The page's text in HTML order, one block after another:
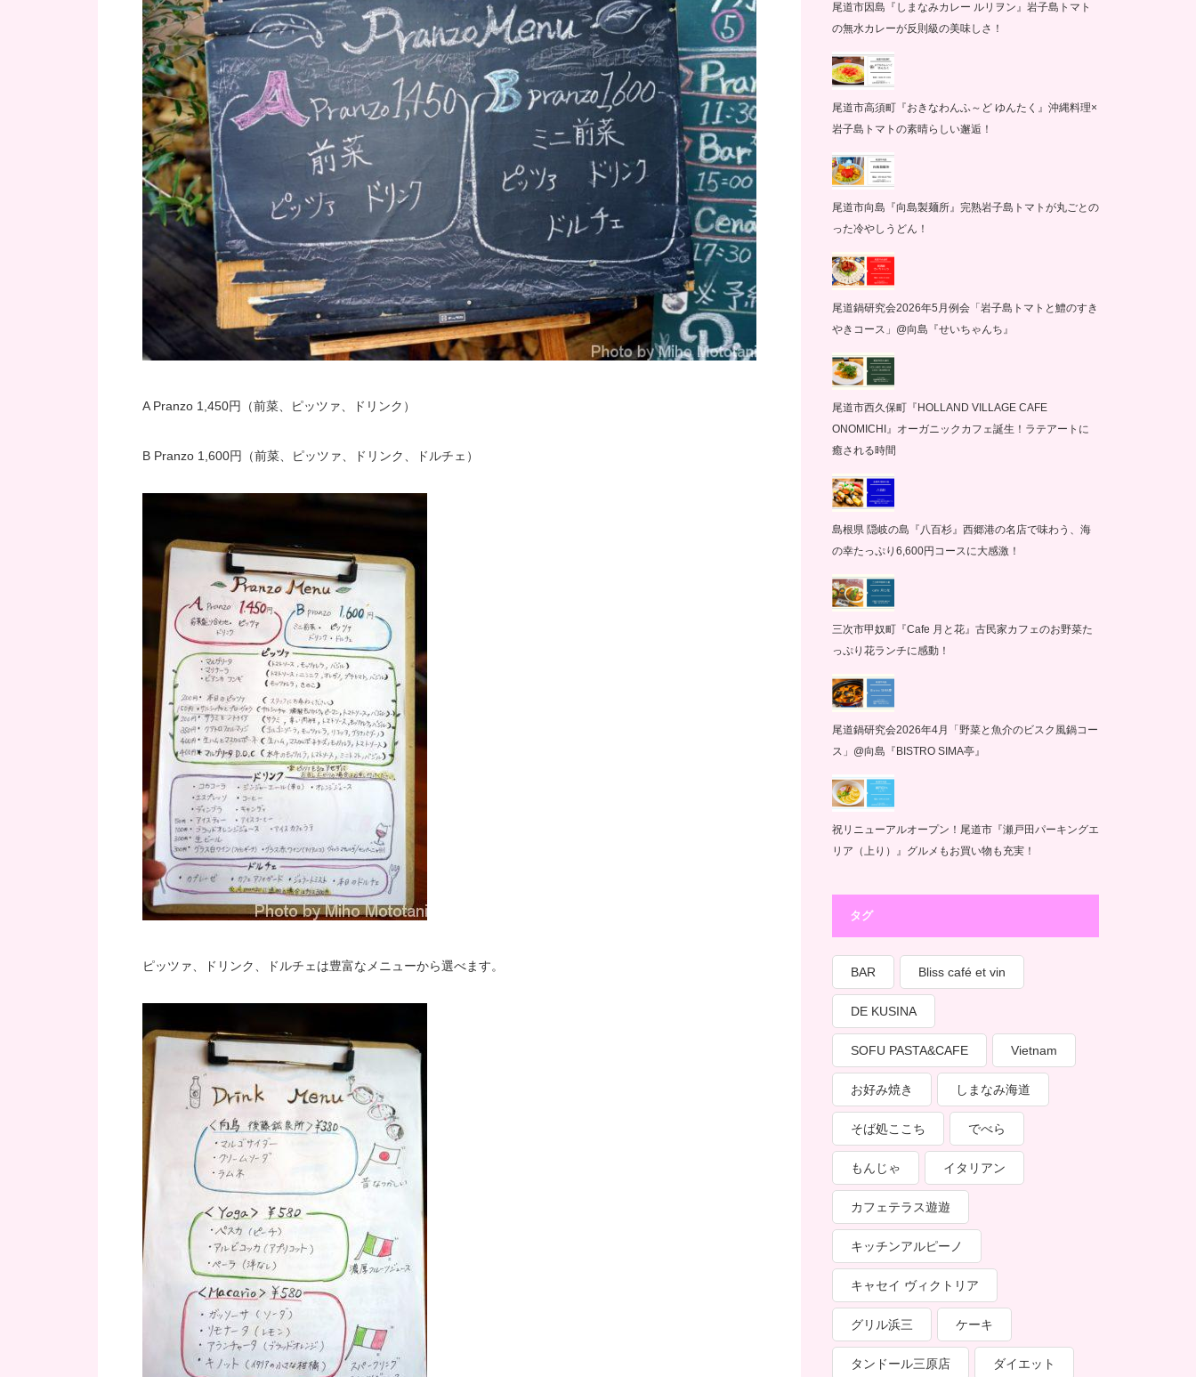
A Pranzo 1,450円（前菜、ピッツァ、ドリンク）
B Pranzo 1,600円（前菜、ピッツァ、ドリンク、ドルチェ）
ピッツァ、ドリンク、ドルチェは豊富なメニューから選べます。
尾道市因島『しまなみカレー ルリヲン』岩子島トマト
の無水カレーが反則級の美味しさ！
尾道市高須町『おきなわんふ～ど ゆんたく』沖縄料理×
岩子島トマトの素晴らしい邂逅！
尾道市向島『向島製麺所』完熟岩子島トマトが丸ごとの
った冷やしうどん！
尾道鍋研究会2026年5月例会「岩子島トマトと鱧のすき
やきコース」@向島『せいちゃんち』
尾道市西久保町『HOLLAND VILLAGE CAFE
ONOMICHI』オーガニックカフェ誕生！ラテアートに
癒される時間
島根県 隠岐の島『八百杉』西郷港の名店で味わう、海
の幸たっぷり6,600円コースに大感激！
三次市甲奴町『Cafe 月と花』古民家カフェのお野菜た
っぷり花ランチに感動！
尾道鍋研究会2026年4月「野菜と魚介のビスク風鍋コー
ス」@向島『BISTRO SIMA亭』
祝リニューアルオープン！尾道市『瀬戸田パーキングエ
リア（上り）』グルメもお買い物も充実！
タグ
BAR Bliss café et vin
DE KUSINA
SOFU PASTA&CAFE Vietnam
お好み焼き しまなみ海道
そば処ここち でべら
もんじゃ イタリアン
カフェテラス遊遊
キッチンアルピーノ
キャセイ ヴィクトリア
グリル浜三 ケーキ
タンドール三原店 ダイエット